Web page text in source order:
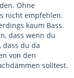
Ohne
nicht empfehlen.
kaum Bass.
dass wenn du
dass du da
von den
solltest.